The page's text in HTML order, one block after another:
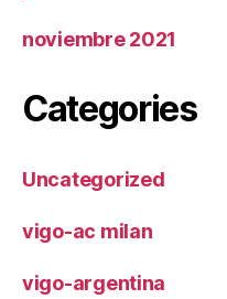
noviembre 2021
Categories
Uncategorized
vigo-ac milan
vigo-argentina